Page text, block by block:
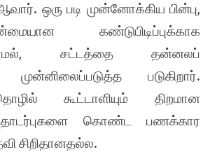
ஒரு படி முன்னோக்கிய பின்பு,
கண்டுபிடிப்புக்காக
சட்டத்தை தன்னலப்
முன்னிலைப்படுத்த படுகிறார்.
கூட்டாளியும் திறமான
கொண்ட பணக்கார
சிறிதானதல்ல.